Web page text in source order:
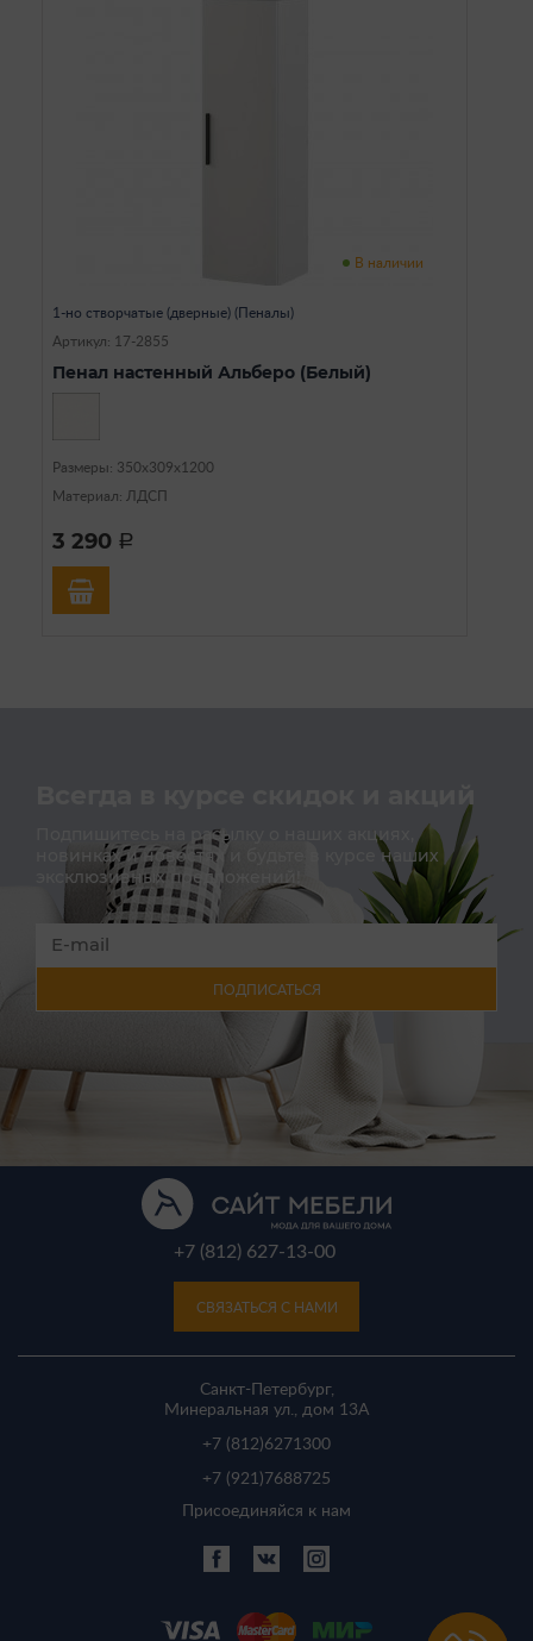
В наличии
1-но створчатые (дверные) (Пеналы)
Артикул: 17-2855
Пенал настенный Альберо (Белый)
Размеры: 350х309х1200
Материал: ЛДСП
3 290 a
Всегда в курсе скидок и акций
Подпишитесь на расылку о наших акциях,
новинках и новостях и будьте в курсе наших
эксклюзивных предложений!
ПОДПИСАТЬСЯ
+7 (812) 627-13-00
СВЯЗАТЬСЯ С НАМИ
Санкт-Петербург,
Минеральная ул., дом 13A
+7 (812)6271300
+7 (921) 7688725
Присоединяйся к нам